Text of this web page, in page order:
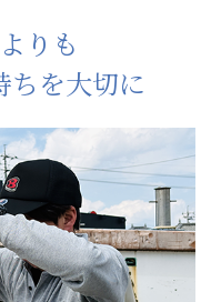
りも
ちを大切に